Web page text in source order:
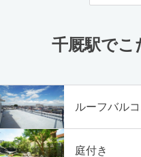
千厩駅でこ
ルーフバル
庭付き